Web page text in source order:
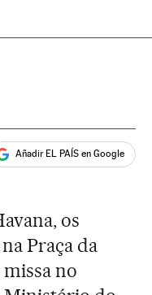
Añadir EL PAÍS en Google
os
Praça da
no